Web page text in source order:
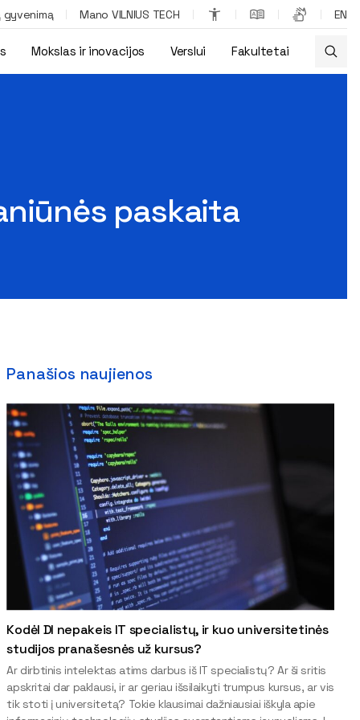
gyvenimą Mano VILNIUS TECH EN
Mokslas ir inovacijos Verslui Fakultetai
paskaita
Panašios naujienos
Kodėl DI nepakeis IT specialistų, ir kuo universitetinės
studijos pranašesnės už kursus?
Ar dirbtinis intelektas atims darbus iš IT specialistų? Ar ši sritis
apskritai dar paklausi, ir ar geriau išsilaikyti trumpus kursus, ar vis
tik stoti į universitetą? Tokie klausimai dažniausiai iškyla apie